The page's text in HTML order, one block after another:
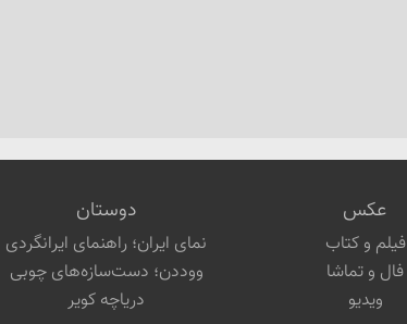
عکس
فیلم و کتاب
فال و تماشا
ویدیو
دوستان
نمای ایران؛ راهنمای ایرانگردی
ووددن؛ دست‌سازه‌های چوبی
دریاچه کویر